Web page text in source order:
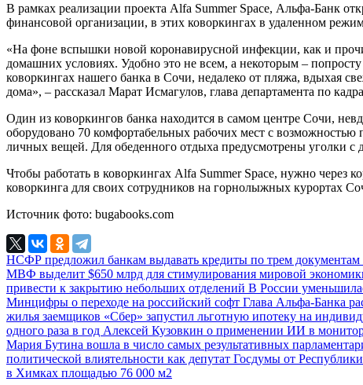
В рамках реализации проекта Alfa Summer Space, Альфа-Банк
финансовой организации, в этих коворкингах в удаленном
«На фоне вспышки новой коронавирусной инфекции, как и
домашних условиях. Удобно это не всем, а некоторым –
коворкингах нашего банка в Сочи, недалеко от пляжа, вдыхая
дома», – рассказал Марат Исмагулов, глава департамента по
Один из коворкингов банка находится в самом центре Сочи,
оборудовано 70 комфортабельных рабочих мест с
личных вещей. Для обеденного отдыха предусмотрены уголки с
Чтобы работать в коворкингах Alfa Summer Space, нужно через
коворкинга для своих сотрудников на горнолыжных курортах
Источник фото: bugabooks.com
НСФР предложил банкам выдавать кредиты по трем документам
МВФ выделит $650 млрд для стимулирования мировой
привести к закрытию небольших отделений В России
Минцифры о переходе на российский софт Глава Альфа-Банка
жилья заемщиков «Сбер» запустил льготную ипотеку на
одного раза в год Алексей Кузовкин о применении ИИ в
Мария Бутина вошла в число самых результативных
политической влиятельности как депутат Госдумы от
в Химках площадью 76 000 м2